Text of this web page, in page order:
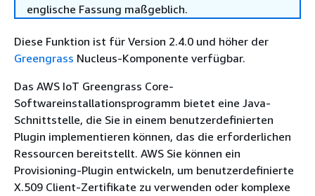
englische Fassung maßgeblich.
Diese Funktion ist für Version 2.4.0 und höher der
Greengrass Nucleus-Komponente verfügbar.
Das AWS IoT Greengrass Core-
Softwareinstallationsprogramm bietet eine Java-
Schnittstelle, die Sie in einem benutzerdefinierten
Plugin implementieren können, das die erforderlichen
Ressourcen bereitstellt. AWS Sie können ein
Provisioning-Plugin entwickeln, um benutzerdefinierte
X.509 Client-Zertifikate zu verwenden oder komplexe